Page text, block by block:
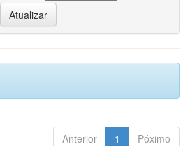
Anterior 1 Póximo